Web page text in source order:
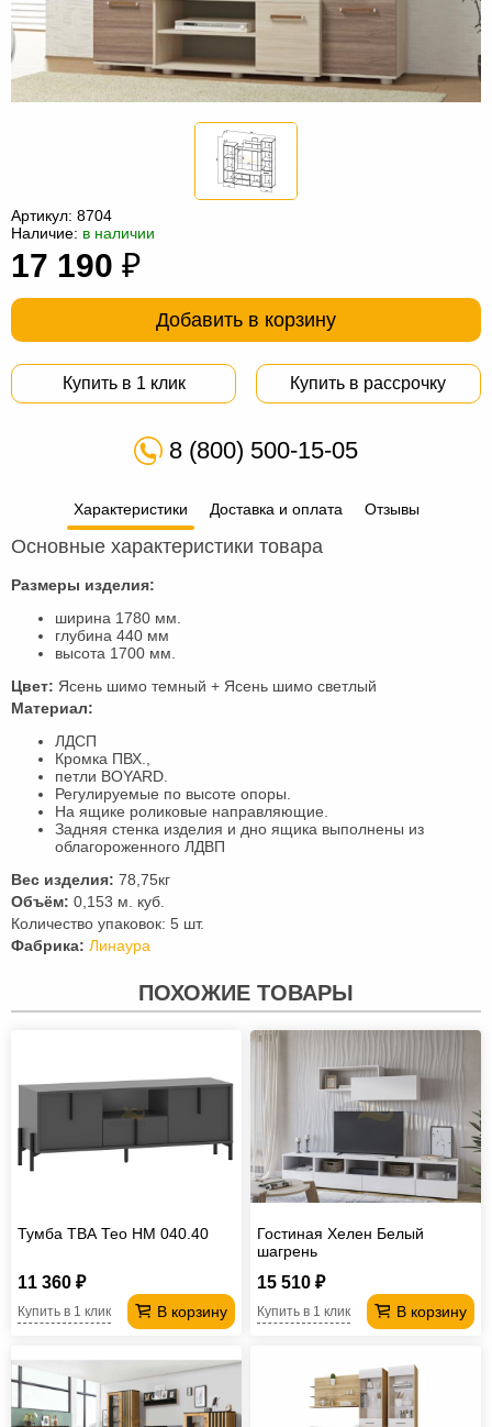
под
Мебель
мешки
Мебель
из
Садовая
Артикул: 8704
Наличие: в наличии
17 190 ₽
Добавить в корзину
Купить в 1 клик Купить в рассрочку
8 (800) 500-15-05
Характеристики Доставка и оплата Отзывы
Основные характеристики товара
Размеры изделия:
ширина 1780 мм.
глубина 440 мм
высота 1700 мм.
Цвет: Ясень шимо темный + Ясень шимо светлый
Материал:
ЛДСП
Кромка ПВХ.,
петли BOYARD.
Регулируемые по высоте опоры.
На ящике роликовые направляющие.
Задняя стенка изделия и дно ящика выполнены из
облагороженного ЛДВП
Вес изделия: 78,75кг
Объём: 0,153 м. куб.
Количество упаковок: 5 шт.
Фабрика: Линаура
ПОХОЖИЕ ТОВАРЫ
Тумба ТВА Тео НМ 040.40
11 360 ₽
В корзину
Купить в 1 клик
Гостиная Хелен Белый
шагрень
15 510 ₽
В корзину
Купить в 1 клик